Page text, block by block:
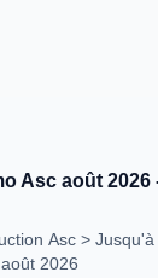
Asc août 2026
Asc > Jusqu'à
2026